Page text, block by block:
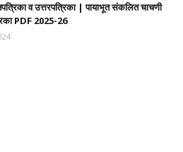
व उत्तरपत्रिका | पायाभूत संकलित चाचणी
PDF 2025-26